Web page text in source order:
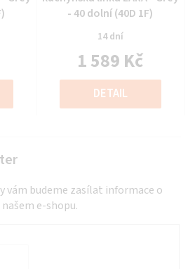
hodnocení
produktu
je
0,0
5
hvězdiček.
- 40 dolní (40D 1F)
14 dní
1 589 Kč
Měrná
cena:
DETAIL
vám budeme zasílat informace o
e-shopu.